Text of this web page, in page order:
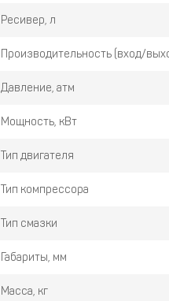
Ресивер, л
Производительность (вход/
Давление, атм
Мощность, кВт
Тип двигателя
Тип компрессора
Тип смазки
Габариты, мм
Масса, кг